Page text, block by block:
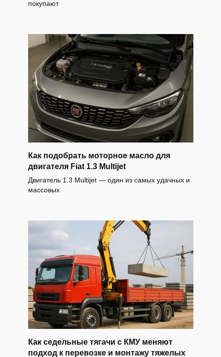
покупают
Как подобрать моторное масло для
двигателя Fiat 1.3 Multijet
Двигатель 1.3 Multijet — один из самых удачных и
массовых
Как седельные тягачи с КМУ меняют
подход к перевозке и монтажу тяжелых